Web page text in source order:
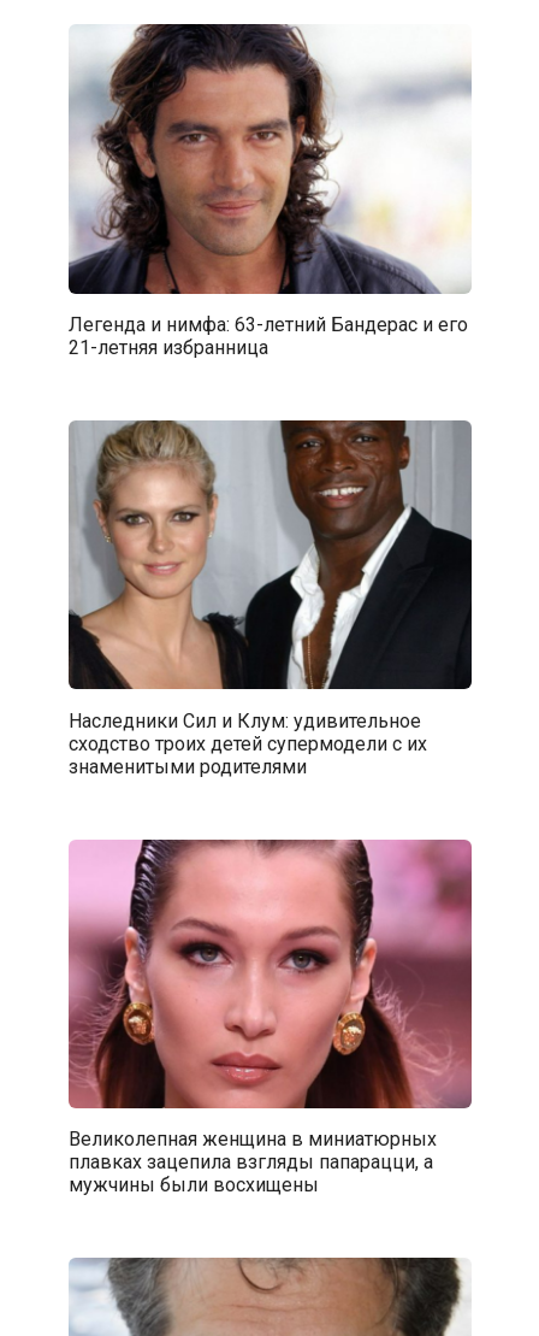
Легенда и нимфа: 63-летний Бандерас и его
21-летняя избранница
Наследники Сил и Клум: удивительное
сходство троих детей супермодели с их
знаменитыми родителями
Великолепная женщина в миниатюрных
плавках зацепила взгляды папарацци, а
мужчины были восхищены